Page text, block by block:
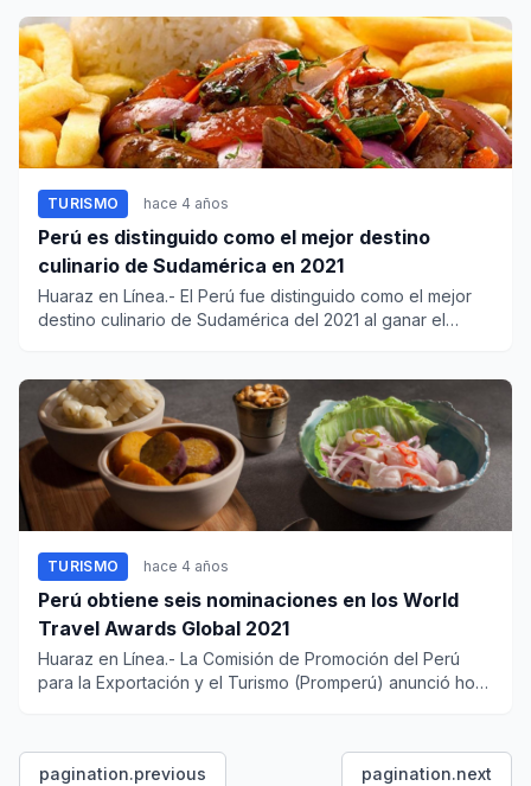
TURISMO hace 4 años
Perú es distinguido como el mejor destino
culinario de Sudamérica en 2021
Huaraz en Línea.- El Perú fue distinguido como el mejor
destino culinario de Sudamérica del 2021 al ganar el
TURISMO hace 4 años
Perú obtiene seis nominaciones en los World
Travel Awards Global 2021
Huaraz en Línea.- La Comisión de Promoción del Perú
para la Exportación y el Turismo (Promperú) anunció hoy
pagination.previous pagination.next